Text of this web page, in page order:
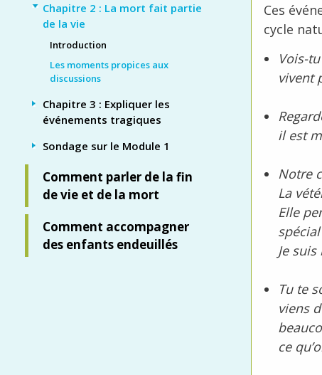
Chapitre 2 : La mort fait partie
de la vie
Introduction
Les moments propices aux
discussions
Chapitre 3 : Expliquer les
événements tragiques
Sondage sur le Module 1
Comment parler de la fin
de vie et de la mort
Comment accompagner
des enfants endeuillés
Ces
cycle
Vois-
vivent
il est
Notre
La
Elle
Je
Tu te
viens
ce